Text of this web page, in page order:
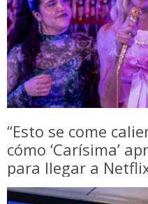
“Esto se come
cómo ‘Carísima’
para llegar a